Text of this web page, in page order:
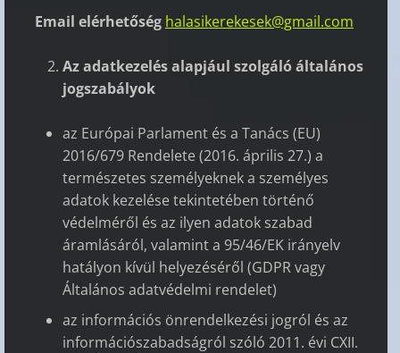
Email elérhetőség halasikerekesek@gmail.com
Az adatkezelés alapjául szolgáló általános
jogszabályok
az Európai Parlament és a Tanács (EU)
2016/679 Rendelete (2016. április 27.) a
természetes személyeknek a személyes
adatok kezelése tekintetében történő
védelméről és az ilyen adatok szabad
áramlásáról, valamint a 95/46/EK irányelv
hatályon kívül helyezéséről (GDPR vagy
Általános adatvédelmi rendelet)
az információs önrendelkezési jogról és az
információszabadságról szóló 2011. évi CXII.